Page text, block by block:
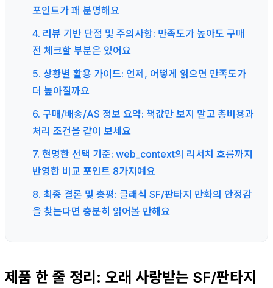
포인트가 꽤 분명해요
4. 리뷰 기반 단점 및 주의사항: 만족도가 높아도 구매
전 체크할 부분은 있어요
5. 상황별 활용 가이드: 언제, 어떻게 읽으면 만족도가
더 높아질까요
6. 구매/배송/AS 정보 요약: 책값만 보지 말고 총비용과
처리 조건을 같이 보세요
7. 현명한 선택 기준: web_context의 리서치 흐름까지
반영한 비교 포인트 8가지예요
8. 최종 결론 및 총평: 클래식 SF/판타지 만화의 안정감
을 찾는다면 충분히 읽어볼 만해요
제품 한 줄 정리: 오래 사랑받는 SF/판타지